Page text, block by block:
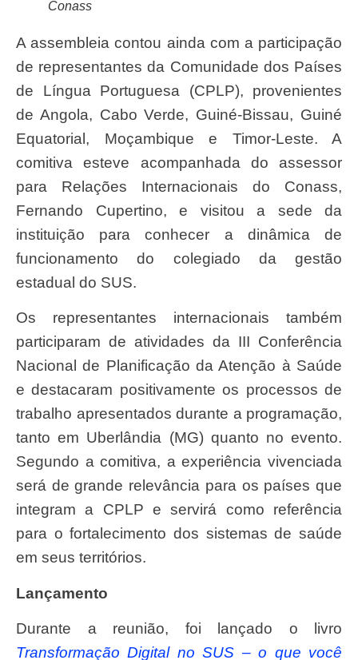
Conass
A assembleia contou ainda com a participação
de representantes da Comunidade dos Países
de Língua Portuguesa (CPLP), provenientes
de Angola, Cabo Verde, Guiné-Bissau, Guiné
Equatorial, Moçambique e Timor-Leste. A
comitiva esteve acompanhada do assessor
para Relações Internacionais do Conass,
Fernando Cupertino, e visitou a sede da
instituição para conhecer a dinâmica de
funcionamento do colegiado da gestão
estadual do SUS.
Os representantes internacionais também
participaram de atividades da III Conferência
Nacional de Planificação da Atenção à Saúde
e destacaram positivamente os processos de
trabalho apresentados durante a programação,
tanto em Uberlândia (MG) quanto no evento.
Segundo a comitiva, a experiência vivenciada
será de grande relevância para os países que
integram a CPLP e servirá como referência
para o fortalecimento dos sistemas de saúde
em seus territórios.
Lançamento
Durante a reunião, foi lançado o livro
Transformação Digital no SUS – o que você